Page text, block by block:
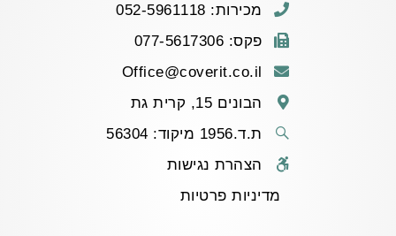
מכירות: 052-5961118
פקס: 077-5617306
Office@coverit.co.il
הבונים 15, קרית גת
ת.ד.1956 מיקוד: 56304
הצהרת נגישות
מדיניות פרטיות